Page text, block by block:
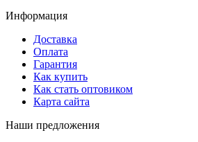
Информация
Доставка
Оплата
Гарантия
Как купить
Как стать оптовиком
Карта сайта
Наши предложения